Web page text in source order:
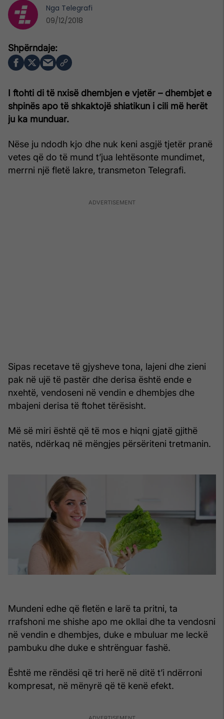
I ftohti di të nxisë dhembjen e vjetër – dhembjet e
shpinës apo të shkaktojë shiatikun i cili më herët
ju ka munduar.
Nëse ju ndodh kjo dhe nuk keni asgjë tjetër pranë
vetes që do të mund t’jua lehtësonte mundimet,
merrni një fletë lakre, transmeton Telegrafi.
Sipas recetave të gjysheve tona, lajeni dhe zieni
pak në ujë të pastër dhe derisa është ende e
nxehtë, vendoseni në vendin e dhembjes dhe
mbajeni derisa të ftohet tërësisht.
Më së miri është që të mos e hiqni gjatë gjithë
natës, ndërkaq në mëngjes përsëriteni tretmanin.
Mundeni edhe që fletën e larë ta pritni, ta
rrafshoni me shishe apo me okllai dhe ta vendosni
në vendin e dhembjes, duke e mbuluar me leckë
pambuku dhe duke e shtrënguar fashë.
Është me rëndësi që tri herë në ditë t’i ndërroni
kompresat, në mënyrë që të kenë efekt.
Nga Telegrafi
09/12/2018